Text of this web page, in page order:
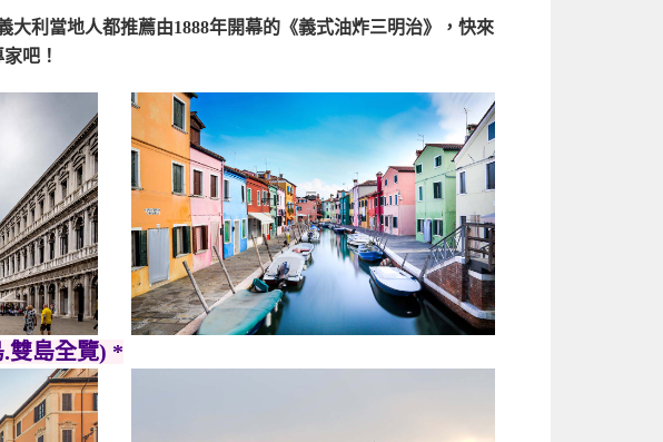
利當地人都推薦由1888年開幕的《義式油炸三明治》，快來
吧！
雙島全覽) *